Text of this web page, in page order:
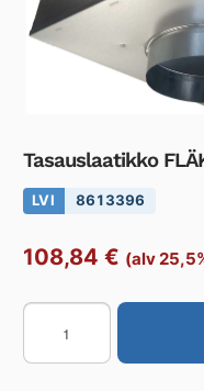
Tasauslaatikko
LVI 8613396
108,84 € (alv
Tasauslaatikko
FLÄKTGROUP
vaimennettu